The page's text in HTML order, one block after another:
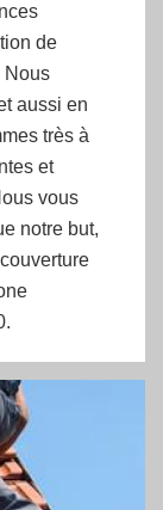
de
Nous
aussi en
très à
et
vous
notre but,